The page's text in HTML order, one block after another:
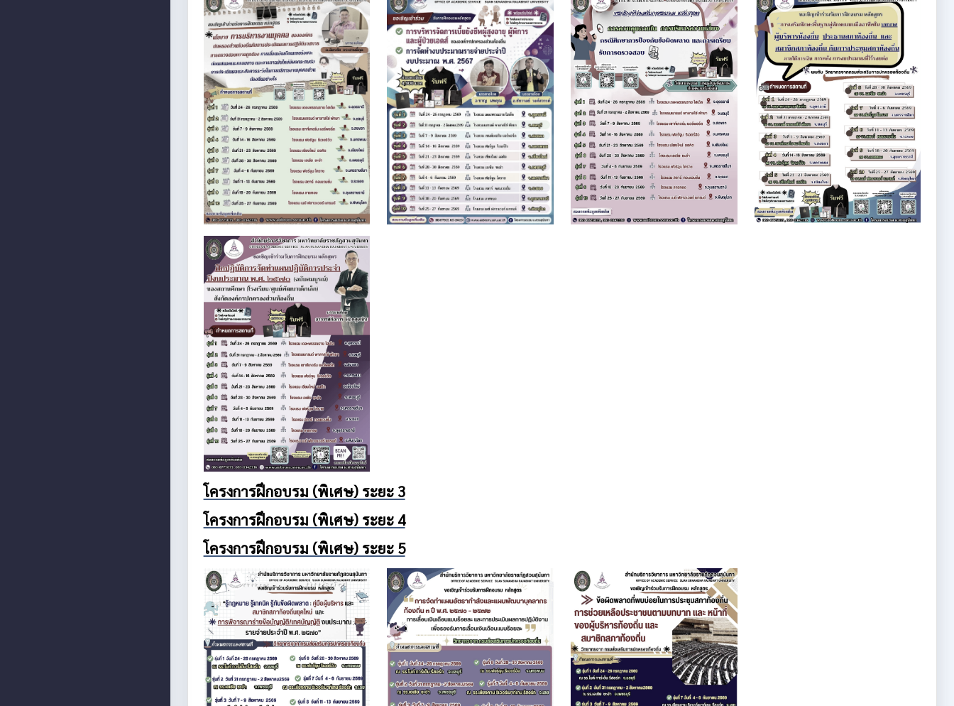
โครงการฝึกอบรม (พิเศษ) ระยะ 3
โครงการฝึกอบรม (พิเศษ) ระยะ 4
โครงการฝึกอบรม (พิเศษ) ระยะ 5